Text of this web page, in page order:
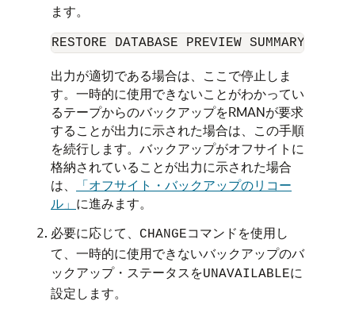
ます。
出力が適切である場合は、ここで停止しま
す。一時的に使用できないことがわかってい
るテープからのバックアップをRMANが要求
することが出力に示された場合は、この手順
を続行します。バックアップがオフサイトに
格納されていることが出力に示された場合
は、
「オフサイト・バックアップのリコー
ル」 に進みます。
必要に応じて、
CHANGEコマンドを使用し
て、一時的に使用できないバックアップのバ
ックアップ・ステータスをUNAVAILABLEに
設定します。